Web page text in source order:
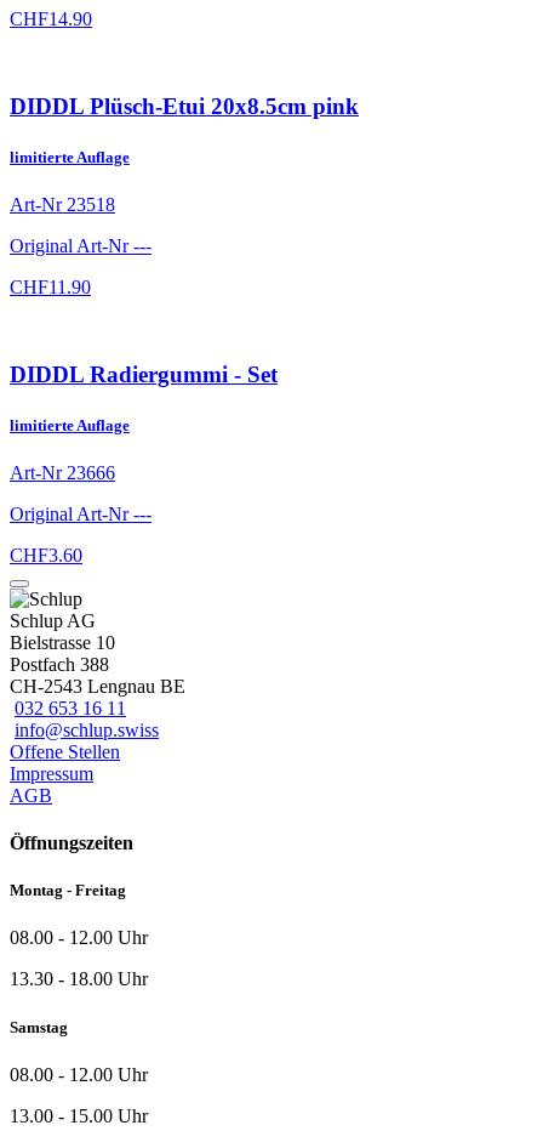
CHF14.90
DIDDL Plüsch-Etui 20x8.5cm pink
limitierte Auflage
Art-Nr 23518
Original Art-Nr---
CHF11.90
DIDDL Radiergummi - Set
limitierte Auflage
Art-Nr 23666
Original Art-Nr---
CHF3.60
Schlup AG
Bielstrasse 10
Postfach 388
CH-2543 Lengnau BE
032 653 16 11
info@schlup.swiss
Offene Stellen
Impressum
AGB
Öffnungszeiten
Montag - Freitag
08.00 - 12.00 Uhr
13.30 - 18.00 Uhr
Samstag
08.00 - 12.00 Uhr
13.00 - 15.00 Uhr